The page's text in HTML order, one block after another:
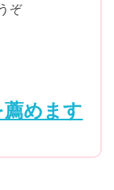
ぞ
めます